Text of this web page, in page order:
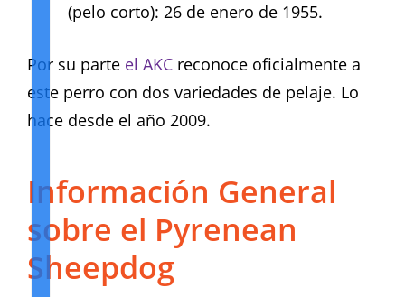
(pelo corto): 26 de enero de 1955.
Por su parte el AKC reconoce oficialmente a
este perro con dos variedades de pelaje. Lo
hace desde el año 2009.
Información General
sobre el Pyrenean
Sheepdog